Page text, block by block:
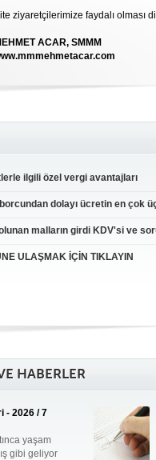
ziyaretçilerimize faydalı olması
ACAR, SMMM
ilgili özel vergi avantajları
dolayı ücretin en çok
malların girdi KDV'si ve
ULAŞMAK İÇİN TIKLAYIN
HABERLER
- 2026 / 7
yaşam
gibi geliyor